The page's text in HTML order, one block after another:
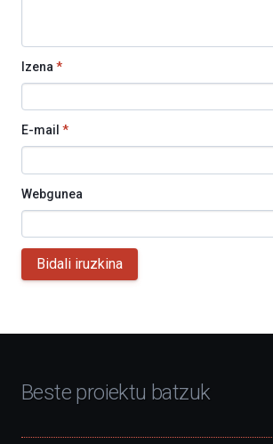
Izena *
E-mail *
Webgunea
Bidali iruzkina
Beste proiektu batzuk